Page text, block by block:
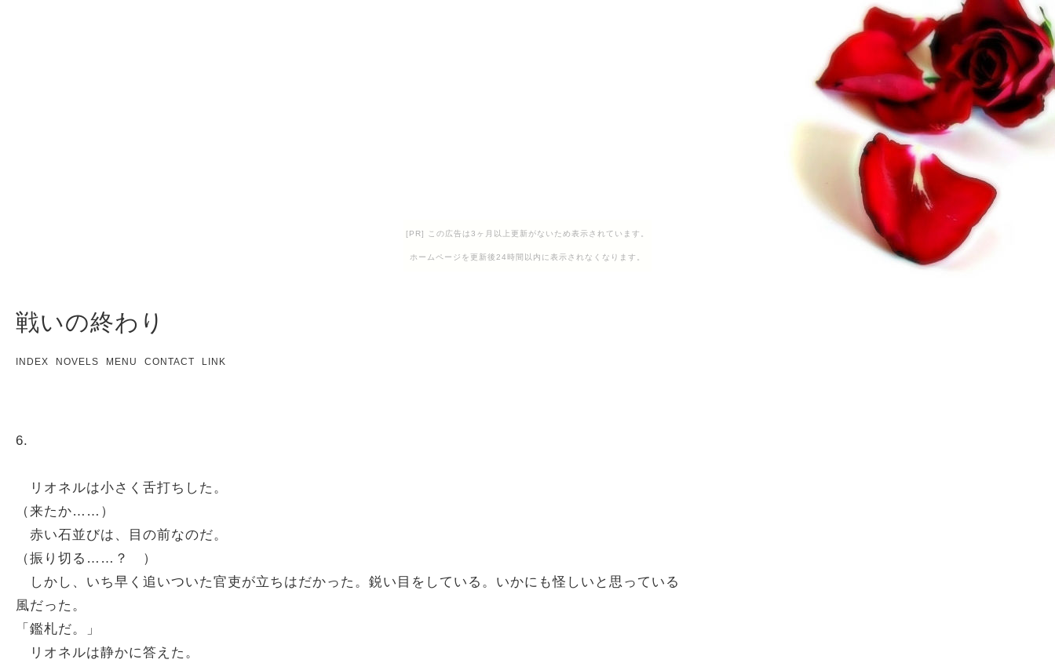
[PR] この広告は3ヶ月以上更新がないため表示されています。
ホームページを更新後24時間以内に表示されなくなります。
戦いの終わり
INDEX NOVELS MENU CONTACT LINK
6.
リオネルは小さく舌打ちした。
（来たか……）
赤い石並びは、目の前なのだ。
（振り切る……？ ）
しかし、いち早く追いついた官吏が立ちはだかった。鋭い目をしている。いかにも怪しいと思っている
風だった。
「鑑札だ。」
リオネルは静かに答えた。